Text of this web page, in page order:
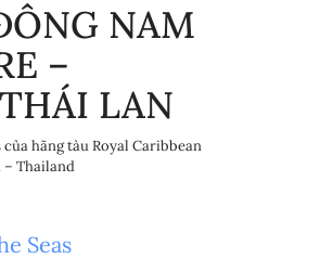
NAM
–
LAN
của hãng tàu Royal Caribbean
– Thailand
Seas